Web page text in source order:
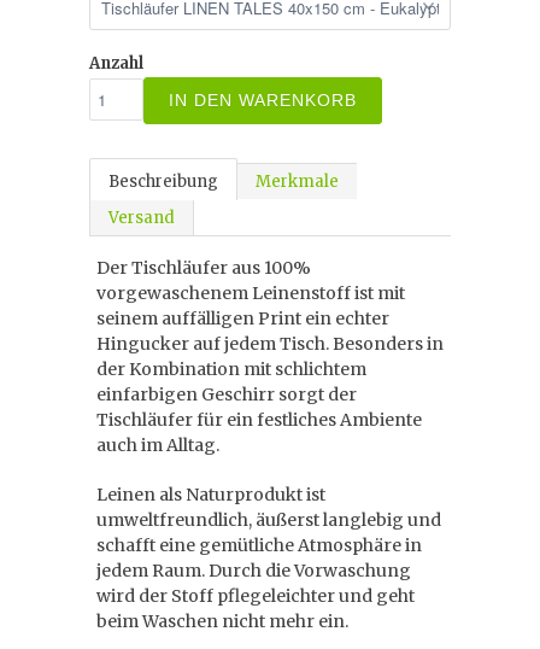
Anzahl
IN DEN WARENKORB
Beschreibung
Merkmale
Versand
Der Tischläufer aus 100%
vorgewaschenem Leinenstoff ist mit
seinem auffälligen Print ein echter
Hingucker auf jedem Tisch. Besonders in
der Kombination mit schlichtem
einfarbigen Geschirr sorgt der
Tischläufer für ein festliches Ambiente
auch im Alltag.
Leinen als Naturprodukt ist
umweltfreundlich, äußerst langlebig und
schafft eine gemütliche Atmosphäre in
jedem Raum. Durch die Vorwaschung
wird der Stoff pflegeleichter und geht
beim Waschen nicht mehr ein.